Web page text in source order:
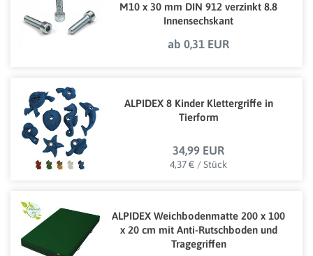
M10 x 30 mm DIN 912 verzinkt 8.8
Innensechskant
ab 0,31 EUR
ALPIDEX 8 Kinder Klettergriffe in
Tierform
34,99 EUR
4,37 € / Stück
ALPIDEX Weichbodenmatte 200 x 100
x 20 cm mit Anti-Rutschboden und
Tragegriffen